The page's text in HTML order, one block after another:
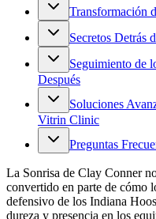
Transformación
Secretos Detrás
Seguimiento de
Después
Soluciones
Vitrin Clinic
Preguntas
La Sonrisa de Clay Conner
convertido en parte de cómo
defensivo de los Indiana
dureza y presencia en los